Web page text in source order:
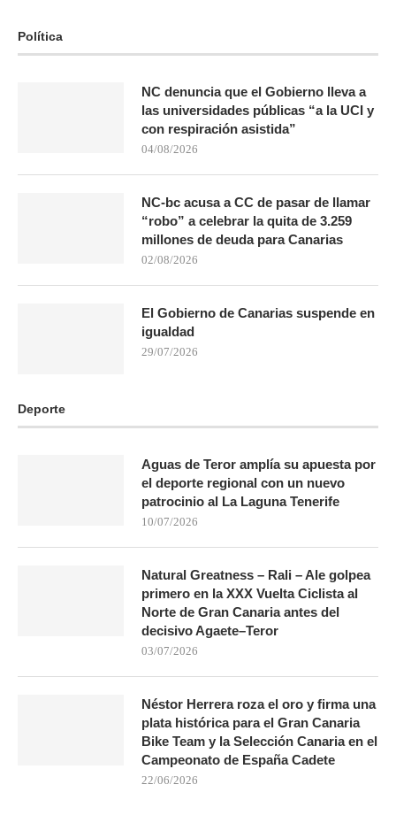
Política
NC denuncia que el Gobierno lleva a
las universidades públicas “a la UCI y
con respiración asistida”
04/08/2026
NC-bc acusa a CC de pasar de llamar
“robo” a celebrar la quita de 3.259
millones de deuda para Canarias
02/08/2026
El Gobierno de Canarias suspende en
igualdad
29/07/2026
Deporte
Aguas de Teror amplía su apuesta por
el deporte regional con un nuevo
patrocinio al La Laguna Tenerife
10/07/2026
Natural Greatness – Rali – Ale golpea
primero en la XXX Vuelta Ciclista al
Norte de Gran Canaria antes del
decisivo Agaete–Teror
03/07/2026
Néstor Herrera roza el oro y firma una
plata histórica para el Gran Canaria
Bike Team y la Selección Canaria en el
Campeonato de España Cadete
22/06/2026